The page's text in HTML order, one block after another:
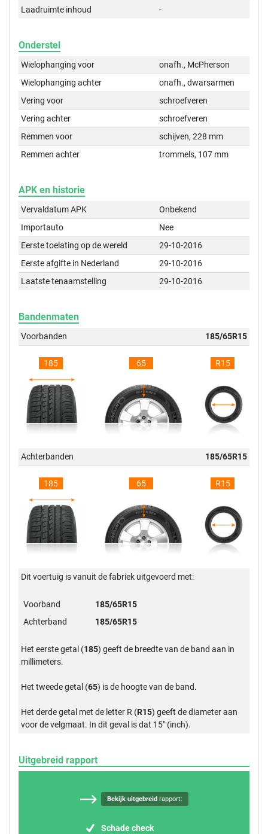
Laadruimte inhoud
-
Onderstel
Wielophanging voor
onafh., McPherson
Wielophanging achter
onafh., dwarsarmen
Vering voor
schroefveren
Vering achter
schroefveren
Remmen voor
schijven, 228 mm
Remmen achter
trommels, 107 mm
APK en historie
Vervaldatum APK
Onbekend
Importauto
Nee
Eerste toelating op de wereld
29-10-2016
Eerste afgifte in Nederland
29-10-2016
Laatste tenaamstelling
29-10-2016
Bandenmaten
Voorbanden 185/65R15
185 65 R15
Achterbanden 185/65R15
185 65 R15
Dit voertuig is vanuit de fabriek uitgevoerd met:
Voorband
185/65R15
Achterband
185/65R15
Het eerste getal (185) geeft de breedte van de band aan in
millimeters.
Het tweede getal (65) is de hoogte van de band.
Het derde getal met de letter R (R15) geeft de diameter aan
voor de velgmaat. In dit geval is dat 15" (inch).
Uitgebreid rapport
Bekijk uitgebreidrapport:
Schade check